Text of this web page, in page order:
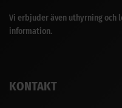
Vi erbjuder även uthyrning och
information.
KONTAKT